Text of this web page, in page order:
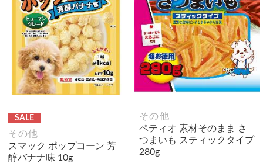
SALE
その他
スマック ポップコーン 芳
醇バナナ味 10g
その他
ペティオ 素材そのまま さ
つまいも スティックタイプ
280g